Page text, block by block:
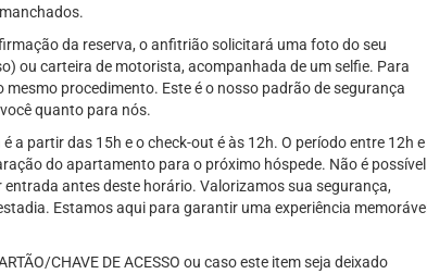
da reserva, o anfitrião solicitará uma foto do seu
ou carteira de motorista, acompanhada de um selfie. Para
procedimento. Este é o nosso padrão de segurança
quanto para nós.
a partir das 15h e o check-out é às 12h. O período entre 12h e
do apartamento para o próximo hóspede. Não é possível
antes deste horário. Valorizamos sua segurança,
Estamos aqui para garantir uma experiência memorável
CHAVE DE ACESSO ou caso este item seja deixado